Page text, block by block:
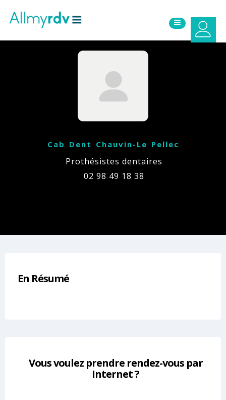
Cab Dent Chauvin-Le Pellec
Prothésistes dentaires
02 98 49 18 38
En Résumé
Vous voulez prendre rendez-vous par
Internet ?